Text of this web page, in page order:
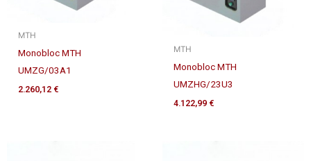
MTH
Monobloc MTH
UMZG/03A1
2.260,12 €
MTH
Monobloc MTH
UMZHG/23U3
4.122,99 €